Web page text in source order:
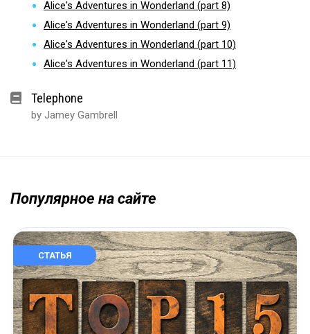
Alice's Adventures in Wonderland (part 8)
Alice's Adventures in Wonderland (part 9)
Alice's Adventures in Wonderland (part 10)
Alice's Adventures in Wonderland (part 11)
Telephone
by Jamey Gambrell
Популярное на сайте
СТАТЬЯ